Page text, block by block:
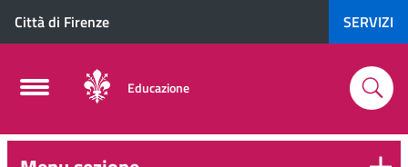
Città di Firenze SERVIZI
Educazione